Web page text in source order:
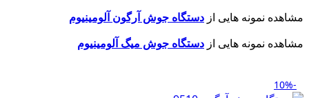
مشاهده نمونه هایی از دستگاه جوش آرگون آلومینیوم
مشاهده نمونه هایی از دستگاه جوش میگ آلومینیوم
-10%